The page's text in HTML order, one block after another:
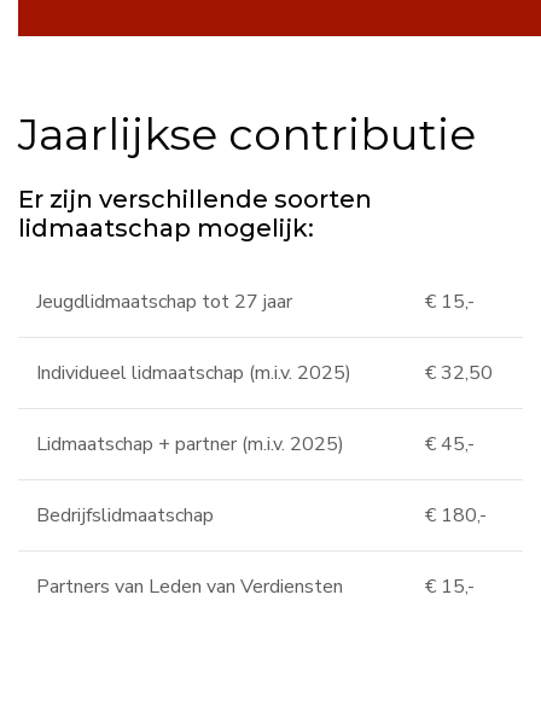
Jaarlijkse contributie
Er zijn verschillende soorten
lidmaatschap mogelijk:
Jeugdlidmaatschap tot 27 jaar € 15,-
Individueel lidmaatschap (m.i.v. 2025) € 32,50
Lidmaatschap + partner (m.i.v. 2025) € 45,-
Bedrijfslidmaatschap € 180,-
Partners van Leden van Verdiensten € 15,-